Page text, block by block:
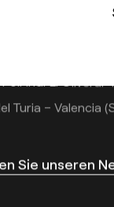
Turia – Valencia
Sie unseren